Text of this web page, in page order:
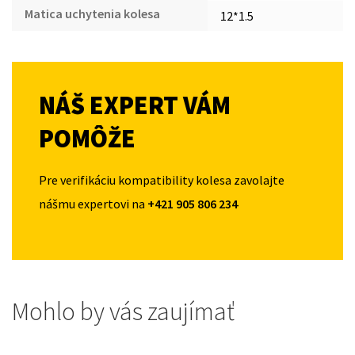
Matica uchytenia kolesa 12*1.5
NÁŠ EXPERT VÁM
POMÔŽE
Pre verifikáciu kompatibility kolesa zavolajte
nášmu expertovi na +421 905 806 234
Mohlo by vás zaujímať